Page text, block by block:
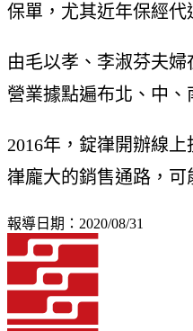
保單，尤其近年保經
由毛以孝、李淑芬夫
營業據點遍布北、中、
2016年，錠嵂開辦線
嵂龐大的銷售通路，可
報導日期：2020/08/31